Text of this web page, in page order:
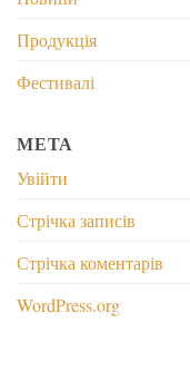
Продукція
Фестивалі
МЕТА
Увійти
Стрічка записів
Стрічка коментарів
WordPress.org